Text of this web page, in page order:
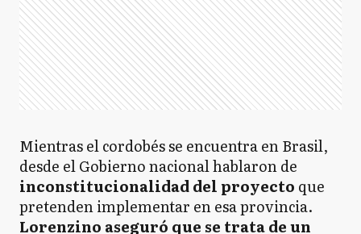
Mientras el cordobés se encuentra en Brasil,
desde el Gobierno nacional hablaron de
inconstitucionalidad del proyecto que
pretenden implementar en esa provincia.
Lorenzino aseguró que se trata de un